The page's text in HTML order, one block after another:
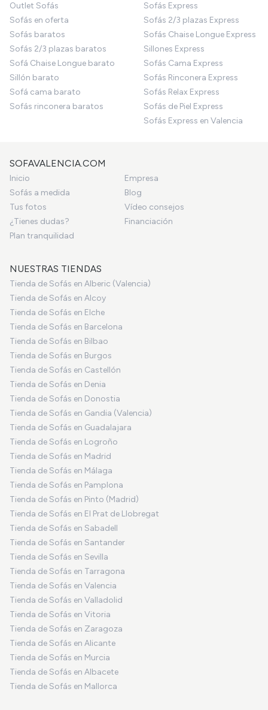
Outlet Sofás
Sofás en oferta
Sofás baratos
Sofás 2/3 plazas baratos
Sofá Chaise Longue barato
Sillón barato
Sofá cama barato
Sofás rinconera baratos
Sofás Express
Sofás 2/3 plazas Express
Sofás Chaise Longue Express
Sillones Express
Sofás Cama Express
Sofás Rinconera Express
Sofás Relax Express
Sofás de Piel Express
Sofás Express en Valencia
SOFAVALENCIA.COM
Inicio
Empresa
Sofás a medida
Blog
Tus fotos
Vídeo consejos
¿Tienes dudas?
Financiación
Plan tranquilidad
NUESTRAS TIENDAS
Tienda de Sofás en Alberic (Valencia)
Tienda de Sofás en Alcoy
Tienda de Sofás en Elche
Tienda de Sofás en Barcelona
Tienda de Sofás en Bilbao
Tienda de Sofás en Burgos
Tienda de Sofás en Castellón
Tienda de Sofás en Denia
Tienda de Sofás en Donostia
Tienda de Sofás en Gandia (Valencia)
Tienda de Sofás en Guadalajara
Tienda de Sofás en Logroño
Tienda de Sofás en Madrid
Tienda de Sofás en Málaga
Tienda de Sofás en Pamplona
Tienda de Sofás en Pinto (Madrid)
Tienda de Sofás en El Prat de Llobregat
Tienda de Sofás en Sabadell
Tienda de Sofás en Santander
Tienda de Sofás en Sevilla
Tienda de Sofás en Tarragona
Tienda de Sofás en Valencia
Tienda de Sofás en Valladolid
Tienda de Sofás en Vitoria
Tienda de Sofás en Zaragoza
Tienda de Sofás en Alicante
Tienda de Sofás en Murcia
Tienda de Sofás en Albacete
Tienda de Sofás en Mallorca